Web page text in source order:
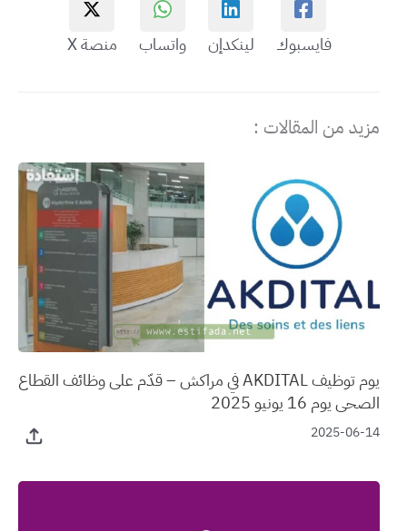
فايسبوك لينكدإن واتساب منصة X
مزيد من المقالات :
يوم توظيف AKDITAL في مراكش – قدّم على وظائف القطاع
الصحي يوم 16 يونيو 2025
2025-06-14